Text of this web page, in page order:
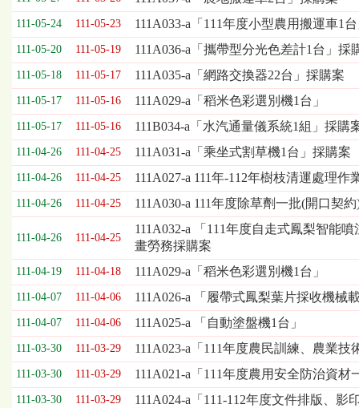
購
列
表，
欄
位
依
序
開
標
期、
截
標
期、
公
告
事
項
111-05-24 111-05-23 111A033-a「111年度小型農用搬運車1
111-05-20 111-05-19 111A036-a「攜帶型分光色差計1台」採
111-05-18 111-05-17 111A035-a「網路交換器22台」採購案
111-05-17 111-05-16 111A029-a「稻米色彩選別機1台」
111-05-17 111-05-16 111B034-a「水汽通量儀系統1組」採購
111-04-26 111-04-25 111A031-a「乘坐式割草機1台」採購案
111-04-26 111-04-25 111A027-a 111年-112年樹枝清運處理
111-04-26 111-04-25 111A030-a 111年度除草劑一批(開口契約
111-04-26 111-04-25
111A032-a 「111年度自走式鳳梨智能
畫勞務採購案
111-04-19 111-04-18 111A029-a「稻米色彩選別機1台」
111-04-07 111-04-06 111A026-a 「履帶式鳳梨葉片採收機械
111-04-07 111-04-06 111A025-a 「自動塗盤機1台」
111-03-30 111-03-29 111A023-a「111年度農民訓練、農業
111-03-30 111-03-29 111A021-a「111年度農用安全防治資
111-03-30 111-03-29 111A024-a「111-112年度文件排版、